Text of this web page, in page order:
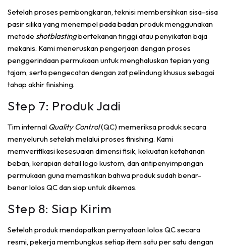
Setelah proses pembongkaran, teknisi membersihkan sisa-sisa
pasir silika yang menempel pada badan produk menggunakan
metode shotblastingbertekanan tinggi atau penyikatan baja
mekanis. Kami meneruskan pengerjaan dengan proses
penggerindaan permukaan untuk menghaluskan tepian yang
tajam, serta pengecatan dengan zat pelindung khusus sebagai
tahap akhir finishing.
Step 7: Produk Jadi
Tim internal Quality Control(QC) memeriksa produk secara
menyeluruh setelah melalui proses finishing. Kami
memverifikasi kesesuaian dimensi fisik, kekuatan ketahanan
beban, kerapian detail logo kustom, dan antipenyimpangan
permukaan guna memastikan bahwa produk sudah benar-
benar lolos QC dan siap untuk dikemas.
Step 8: Siap Kirim
Setelah produk mendapatkan pernyataan lolos QC secara
resmi, pekerja membungkus setiap item satu per satu dengan